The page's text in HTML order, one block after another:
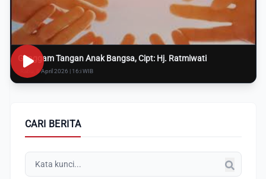
Genggam Tangan Anak Bangsa, Cipt: Hj. Ratmiwati
Rabu, 8 April 2026 | 16:i WIB
CARI BERITA